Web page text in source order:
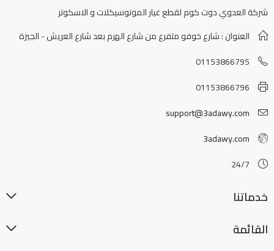
شركة العدوي دوت كوم لقطع غيار الموتوسيكلات و الاسكوتر
العنوان : شارع خوفو متفرع من شارع الهرم بعد شارع العريش - الجيزة
01153866795
01153866796
support@3adawy.com
3adawy.com
24/7
خدماتنا
القائمة